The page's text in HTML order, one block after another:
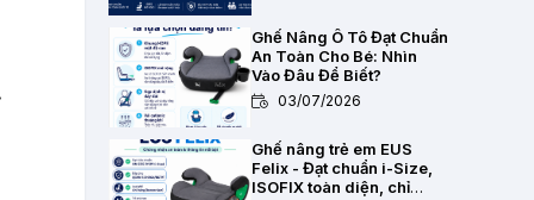
Ghế Nâng Ô Tô Đạt Chuẩn
An Toàn Cho Bé: Nhìn
Vào Đâu Để Biết?
03/07/2026
Ghế nâng trẻ em EUS
Felix - Đạt chuẩn i-Size,
ISOFIX toàn diện, chỉ